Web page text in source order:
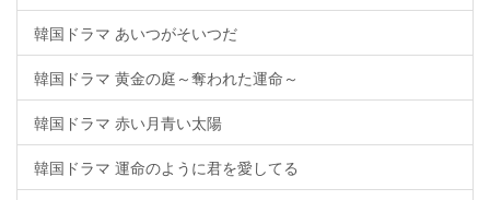
韓国ドラマ あいつがそいつだ
韓国ドラマ 黄金の庭～奪われた運命～
韓国ドラマ 赤い月青い太陽
韓国ドラマ 運命のように君を愛してる